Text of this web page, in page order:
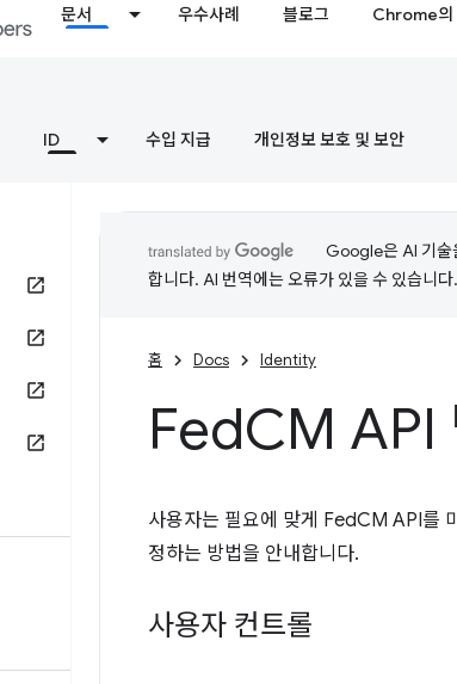
문서 우수사례 블로그 Chrome의
ID 수입 지급 개인정보 보호 및 보안
Google은 AI 기술
합니다. AI 번역에는 오류가 있을 수 있습니다.
홈 Docs Identity
FedCM API
사용자는 필요에 맞게 FedCM API를
정하는 방법을 안내합니다.
사용자 컨트롤